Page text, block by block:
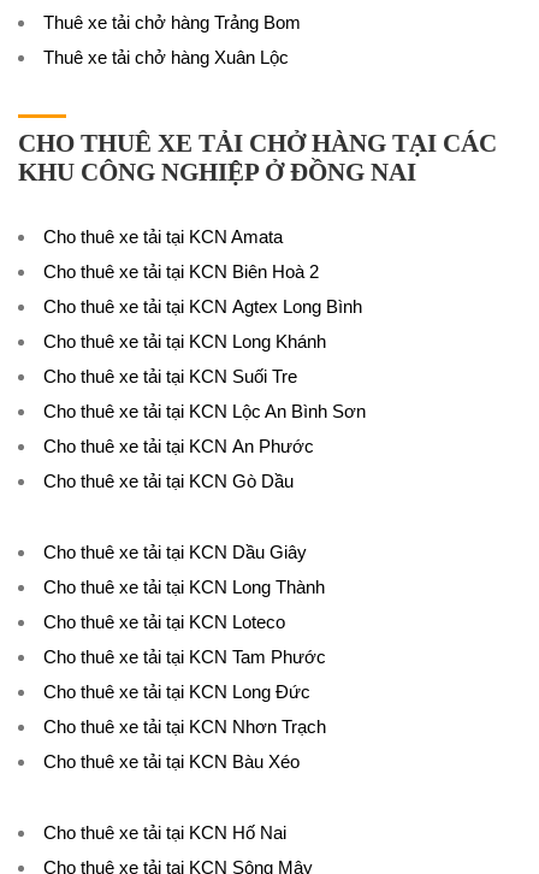
Thuê xe tải chở hàng Trảng Bom
Thuê xe tải chở hàng Xuân Lộc
CHO THUÊ XE TẢI CHỞ HÀNG TẠI CÁC
KHU CÔNG NGHIỆP Ở ĐỒNG NAI
Cho thuê xe tải tại KCN Amata
Cho thuê xe tải tại KCN Biên Hoà 2
Cho thuê xe tải tại KCN Agtex Long Bình
Cho thuê xe tải tại KCN Long Khánh
Cho thuê xe tải tại KCN Suối Tre
Cho thuê xe tải tại KCN Lộc An Bình Sơn
Cho thuê xe tải tại KCN An Phước
Cho thuê xe tải tại KCN Gò Dầu
Cho thuê xe tải tại KCN Dầu Giây
Cho thuê xe tải tại KCN Long Thành
Cho thuê xe tải tại KCN Loteco
Cho thuê xe tải tại KCN Tam Phước
Cho thuê xe tải tại KCN Long Đức
Cho thuê xe tải tại KCN Nhơn Trạch
Cho thuê xe tải tại KCN Bàu Xéo
Cho thuê xe tải tại KCN Hố Nai
Cho thuê xe tải tại KCN Sông Mây